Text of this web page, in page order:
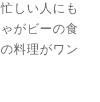
しい人にも
がビーの食
料理がワン